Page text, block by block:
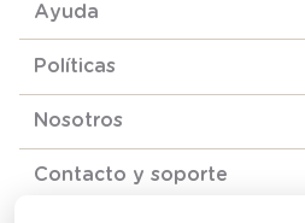
Ayuda
Políticas
Nosotros
Contacto y soporte